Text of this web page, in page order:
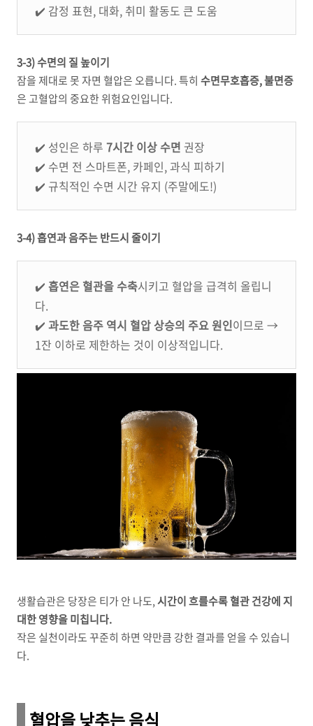
✔️ 감정 표현, 대화, 취미 활동도 큰 도움
3-3) 수면의 질 높이기
잠을 제대로 못 자면 혈압은 오릅니다. 특히 수면무호흡증, 불면증
은 고혈압의 중요한 위험요인입니다.
✔️ 성인은 하루 7시간 이상 수면 권장
✔️ 수면 전 스마트폰, 카페인, 과식 피하기
✔️ 규칙적인 수면 시간 유지 (주말에도!)
3-4) 흡연과 음주는 반드시 줄이기
✔️ 흡연은 혈관을 수축시키고 혈압을 급격히 올립니
다.
✔️ 과도한 음주 역시 혈압 상승의 주요 원인이므로 →
1잔 이하로 제한하는 것이 이상적입니다.
생활습관은 당장은 티가 안 나도,시간이 흐를수록 혈관 건강에 지
대한 영향을 미칩니다.
작은 실천이라도 꾸준히 하면 약만큼 강한 결과를 얻을 수 있습니
다.
혈압을 낮추는 음식